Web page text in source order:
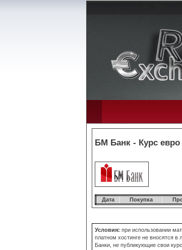
БМ Банк - Курс евро
Дата Покупка
Условия: при использовании
платном хостинге не вносятся в
Банки, не публикующие свои